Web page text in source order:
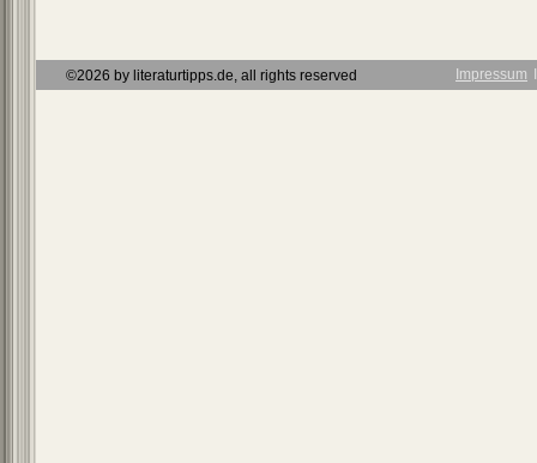
©2026 by literaturtipps.de, all rights reserved Impressum